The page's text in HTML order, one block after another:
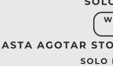
Sandalia Plana Plizado
Adelante Y Detalles Con